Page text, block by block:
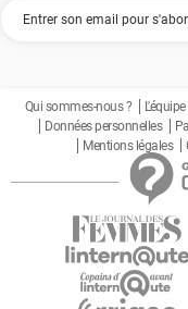
Qui sommes-nous ? L'équipe
Données personnelles
Mentions légales